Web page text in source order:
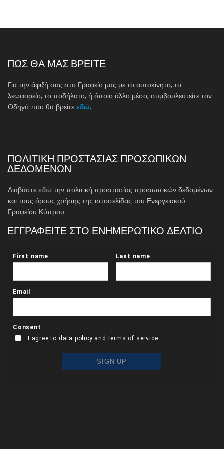
ΠΩΣ ΘΑ ΜΑΣ ΒΡΕΙΤΕ
Για την άφιξή σας στο Γραφείο μας με το αυτοκίνητο, το
λεωφορείο, το ποδήλατο, ή όποιο άλλο μέσο, συμβουλευτείτε τον
Οδηγό που θα βρείτε εδώ.
ΠΟΛΙΤΙΚΗ ΠΡΟΣΤΑΣΙΑΣ ΠΡΟΣΩΠΙΚΩΝ
ΔΕΔΟΜΕΝΩΝ
Διαβάστε εδώ την πολιτική προστασίας προσωπικών δεδομένων
και τους όρους χρήσης της ιστοσελίδας του Ενεργειακού
Γραφείου Κύπρου.
ΕΓΓΡΑΦΕΙΤΕ ΣΤΟ ΕΝΗΜΕΡΩΤΙΚΟ ΔΕΛΤΙΟ